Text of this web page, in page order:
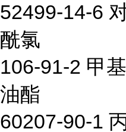
52499-14-6
酰氯
106-91-2 甲
油酯
60207-90-1